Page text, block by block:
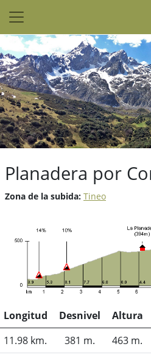
Planadera por
Zona de la subida: Tineo
Longitud Desnivel Altura
11.98 km.
381 m. 463 m.